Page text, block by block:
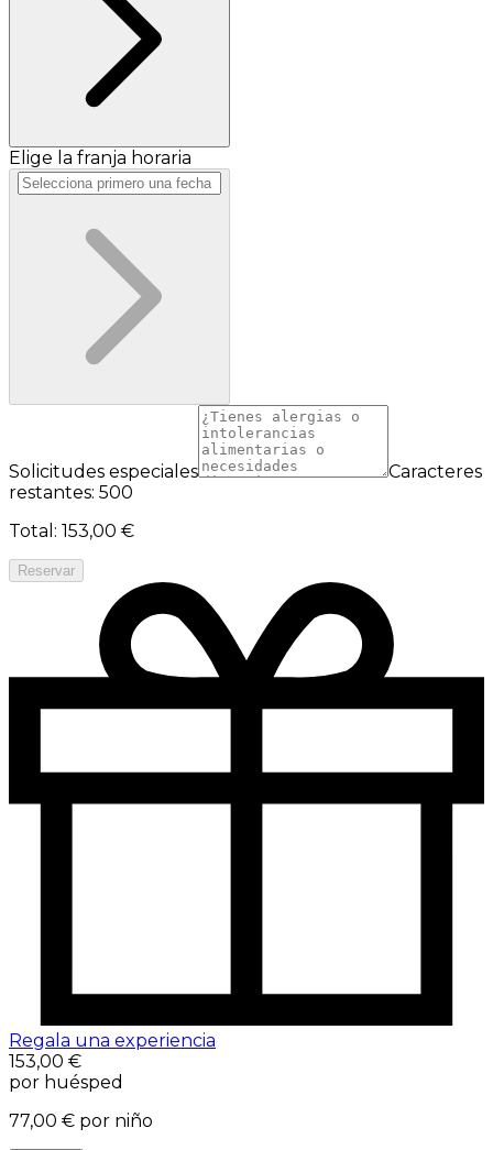
Elige la franja horaria
Solicitudes especiales
Caracteres
restantes: 500
Total : 153,00 €
Reservar
Regala una experiencia
153,00 €
por huésped
77,00 € por niño